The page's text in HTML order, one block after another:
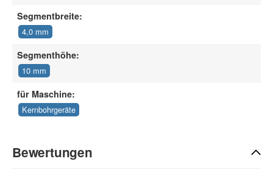
Segmentbreite:
4,0 mm
Segmenthöhe:
10 mm
für Maschine:
Kernbohrgeräte
Bewertungen